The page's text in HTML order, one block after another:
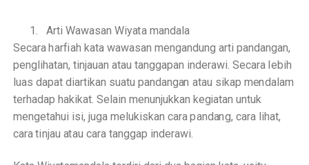
1. Arti Wawasan Wiyata mandala
Secara harfiah kata wawasan mengandung arti pandangan,
penglihatan, tinjauan atau tanggapan inderawi. Secara lebih
luas dapat diartikan suatu pandangan atau sikap mendalam
terhadap hakikat. Selain menunjukkan kegiatan untuk
mengetahui isi, juga melukiskan cara pandang, cara lihat,
cara tinjau atau cara tanggap inderawi.